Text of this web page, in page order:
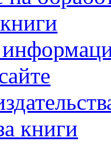
книги